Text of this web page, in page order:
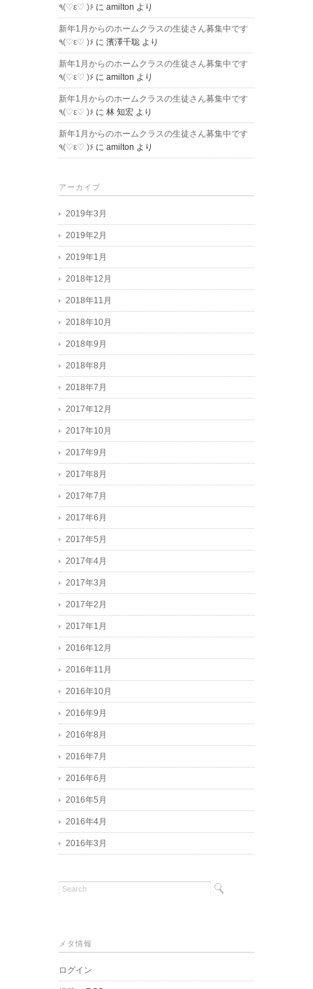
٩(♡ε♡ )۶ に amilton より
新年1月からのホームクラスの生徒さん募集中です
٩(♡ε♡ )۶ に 濱澤千聡 より
新年1月からのホームクラスの生徒さん募集中です
٩(♡ε♡ )۶ に amilton より
新年1月からのホームクラスの生徒さん募集中です
٩(♡ε♡ )۶ に 林 知宏 より
新年1月からのホームクラスの生徒さん募集中です
٩(♡ε♡ )۶ に amilton より
アーカイブ
2019年3月
2019年2月
2019年1月
2018年12月
2018年11月
2018年10月
2018年9月
2018年8月
2018年7月
2017年12月
2017年10月
2017年9月
2017年8月
2017年7月
2017年6月
2017年5月
2017年4月
2017年3月
2017年2月
2017年1月
2016年12月
2016年11月
2016年10月
2016年9月
2016年8月
2016年7月
2016年6月
2016年5月
2016年4月
2016年3月
メタ情報
ログイン